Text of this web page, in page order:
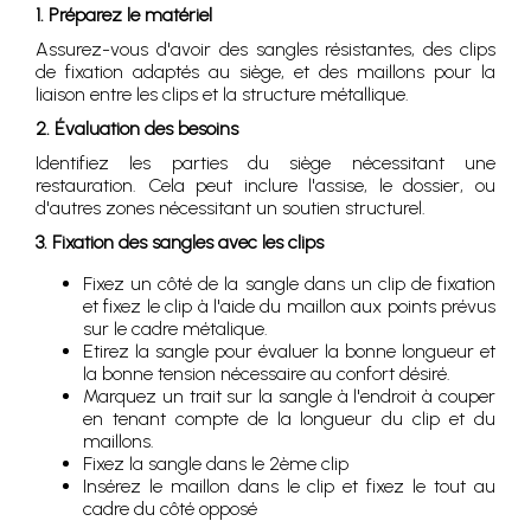
1. Préparez le matériel
Assurez-vous d'avoir des sangles résistantes, des clips
de fixation adaptés au siège, et des maillons pour la
liaison entre les clips et la structure métallique.
2. Évaluation des besoins
Identifiez les parties du siège nécessitant une
restauration. Cela peut inclure l'assise, le dossier, ou
d'autres zones nécessitant un soutien structurel.
3. Fixation des sangles avec les clips
Fixez un côté de la sangle dans un clip de fixation
et fixez le clip à l'aide du maillon aux points prévus
sur le cadre métalique.
Etirez la sangle pour évaluer la bonne longueur et
la bonne tension nécessaire au confort désiré.
Marquez un trait sur la sangle à l'endroit à couper
en tenant compte de la longueur du clip et du
maillons.
Fixez la sangle dans le 2ème clip
Insérez le maillon dans le clip et fixez le tout au
cadre du côté opposé